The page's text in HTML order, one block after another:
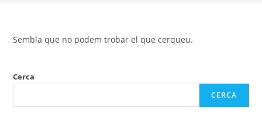
Sembla que no podem trobar el que cerqueu.
Cerca
CERCA